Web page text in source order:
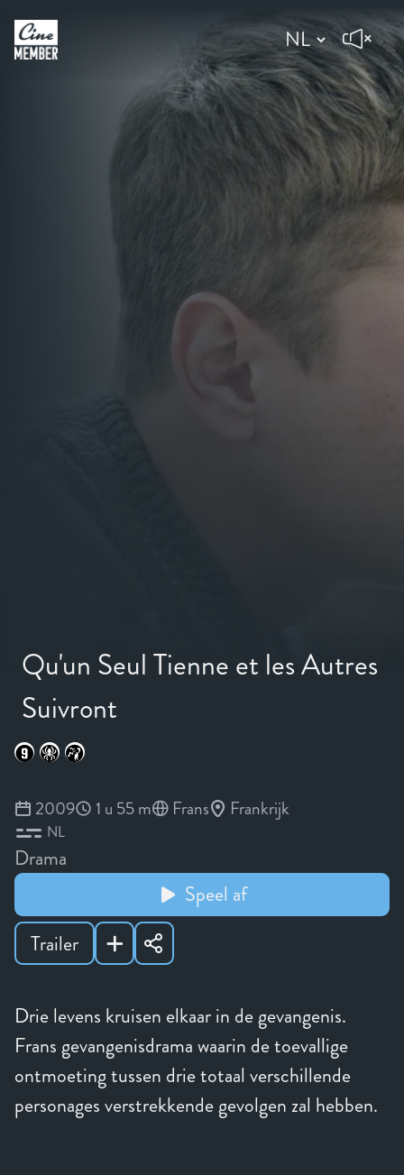
Qu'un Seul Tienne et les Autres
Suivront
Drie levens kruisen elkaar in de gevangenis.
Frans gevangenisdrama waarin de toevallige
ontmoeting tussen drie totaal verschillende
2009 1 u 55 m Frans Frankrijk
NL
Drama
Speel af
Trailer